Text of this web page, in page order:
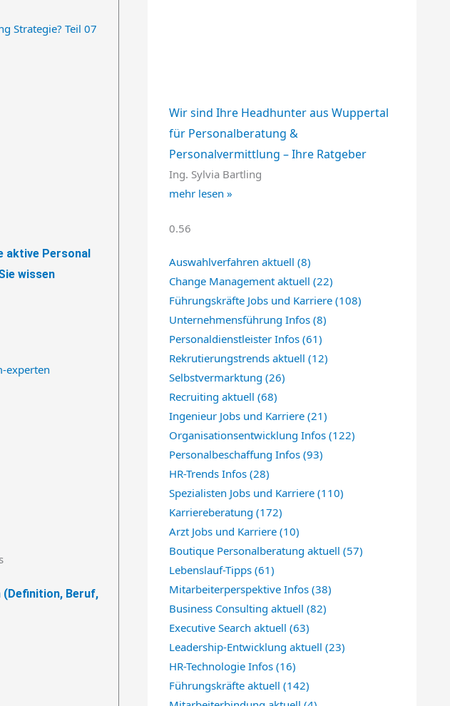
aktive Personal
wissen
(Definition, Beruf,
Wir sind Ihre Headhunter aus Wuppertal
für Personalberatung &
Personalvermittlung – Ihre Ratgeber
Ing. Sylvia Bartling
mehr lesen »
Auswahlverfahren aktuell(8)
Change Management aktuell(22)
Führungskräfte Jobs und Karriere(108)
Unternehmensführung Infos(8)
Personaldienstleister Infos(61)
Rekrutierungstrends aktuell(12)
Selbstvermarktung(26)
Recruiting aktuell(68)
Ingenieur Jobs und Karriere(21)
Organisationsentwicklung Infos(122)
Personalbeschaffung Infos(93)
HR-Trends Infos(28)
Spezialisten Jobs und Karriere(110)
Karriereberatung(172)
Arzt Jobs und Karriere(10)
Boutique Personalberatung aktuell(57)
Lebenslauf-Tipps(61)
Mitarbeiterperspektive Infos(38)
Business Consulting aktuell(82)
Executive Search aktuell(63)
Leadership-Entwicklung aktuell(23)
HR-Technologie Infos(16)
Führungskräfte aktuell(142)